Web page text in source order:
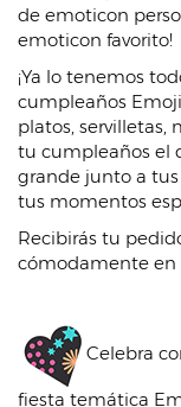
de emoticon
emoticon favorito!
¡Ya lo tenemos
cumpleaños
platos, servilletas,
tu cump​leaños el
grande junto a
tus momentos
Recibirás tu
cómodamente en
Celebra
fiesta temática